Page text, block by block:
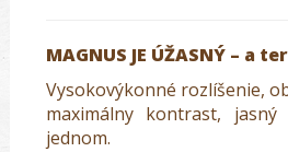
MAGNUS JE ÚŽASNÝ – a
Vysokovýkonné rozlíšenie,
maximálny kontrast,
jednom.